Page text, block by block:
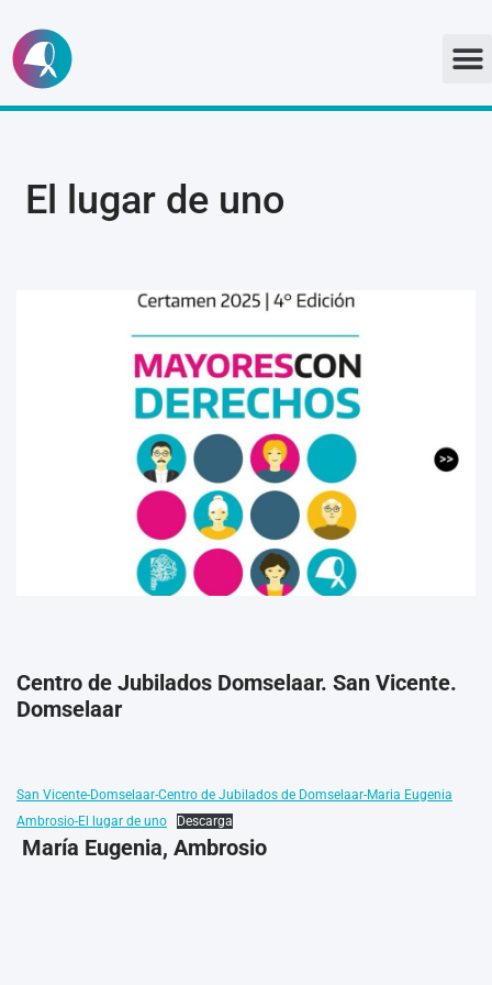
Ir
al
El lugar de uno
Centro de Jubilados Domselaar. San Vicente.
Domselaar
San Vicente-Domselaar-Centro de Jubilados de Domselaar-Maria Eugenia
Ambrosio-El lugar de uno
Descarga
María Eugenia, Ambrosio